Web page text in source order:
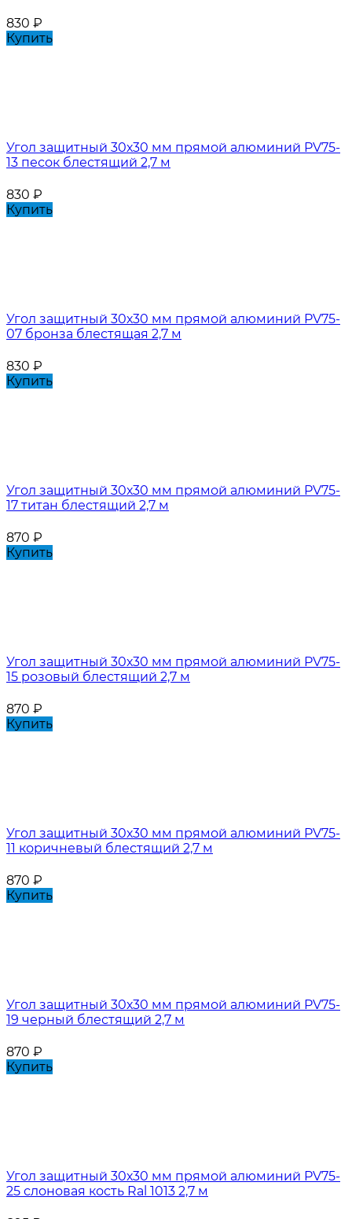
830 ₽
Купить
Угол защитный 30х30 мм прямой алюминий PV75-
13 песок блестящий 2,7 м
830 ₽
Купить
Угол защитный 30х30 мм прямой алюминий PV75-
07 бронза блестящая 2,7 м
830 ₽
Купить
Угол защитный 30х30 мм прямой алюминий PV75-
17 титан блестящий 2,7 м
870 ₽
Купить
Угол защитный 30х30 мм прямой алюминий PV75-
15 розовый блестящий 2,7 м
870 ₽
Купить
Угол защитный 30х30 мм прямой алюминий PV75-
11 коричневый блестящий 2,7 м
870 ₽
Купить
Угол защитный 30х30 мм прямой алюминий PV75-
19 черный блестящий 2,7 м
870 ₽
Купить
Угол защитный 30х30 мм прямой алюминий PV75-
25 слоновая кость Ral 1013 2,7 м